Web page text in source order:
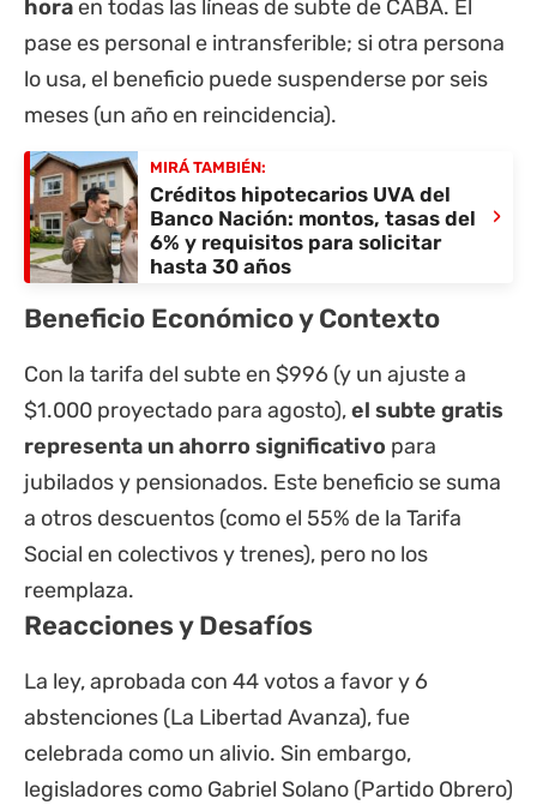
hora en todas las líneas de subte de CABA. El
pase es personal e intransferible; si otra persona
lo usa, el beneficio puede suspenderse por seis
meses (un año en reincidencia).
MIRÁ TAMBIÉN:
Créditos hipotecarios UVA del
Banco Nación: montos, tasas del
6% y requisitos para solicitar
hasta 30 años
›
Beneficio Económico y Contexto
Con la tarifa del subte en $996 (y un ajuste a
$1.000 proyectado para agosto),el subte gratis
representa un ahorro significativo para
jubilados y pensionados. Este beneficio se suma
a otros descuentos (como el 55% de la Tarifa
Social en colectivos y trenes), pero no los
reemplaza.
Reacciones y Desafíos
La ley, aprobada con 44 votos a favor y 6
abstenciones (La Libertad Avanza), fue
celebrada como un alivio. Sin embargo,
legisladores como Gabriel Solano (Partido Obrero)